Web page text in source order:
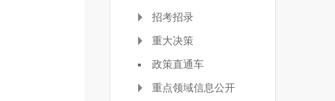
招考招录
重大决策
政策直通车
重点领域信息公开